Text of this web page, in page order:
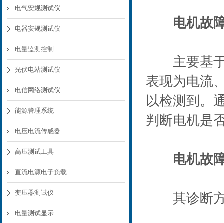
电气安规测试仪
电器安规测试仪
电量监测控制
光伏电站测试仪
电信网络测试仪
能源管理系统
电压电流传感器
高压测试工具
直流电源电子负载
变压器测试仪
电量测试显示
电机故
主要基于
表现为电流
以检测到。
判断电机是
电机故
其诊断方